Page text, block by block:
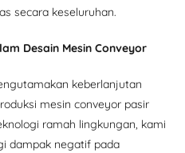
secara keseluruhan.
Desain Mesin Conveyor
keberlanjutan
mesin conveyor pasir
ramah lingkungan, kami
dampak negatif pada